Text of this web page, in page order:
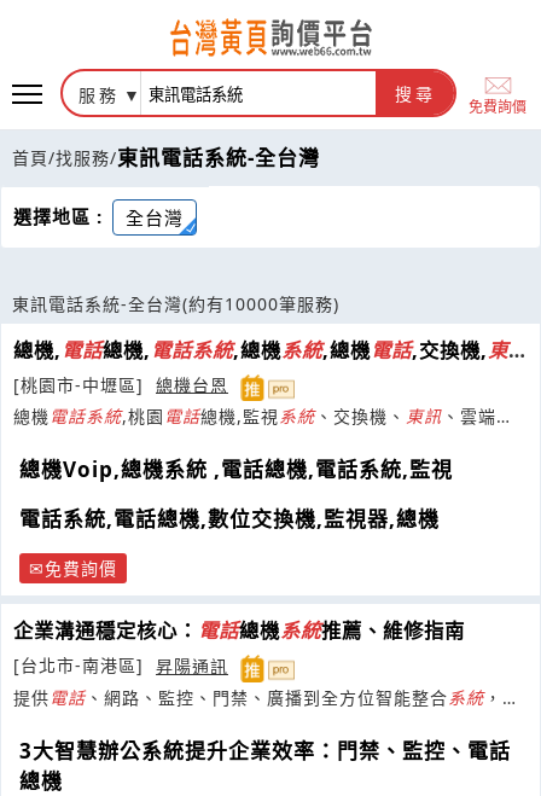
服務 搜尋
免費詢價
首頁/找服務/東訊電話系統-全台灣
選擇地區 : 全台灣
東訊電話系統-全台灣(約有10000筆服務)
總機,電話總機,電話系統,總機系統,總機電話,交換機,東
訊總機,監視器
[桃園市-中壢區]
總機台恩
總機電話系統,桃園 電話總機,監視系統、交換機、 東訊 、雲端通
總機Voip,總機系統 ,電話總機,電話系統,監視
電話系統,電話總機,數位交換機,監視器,總機
免費詢價
企業溝通穩定核心： 電話總機系統推薦、維修指南
[台北市-南港區]
昇陽通訊
提供電話 、網路、監控、門禁、廣播到全方位智能整合系統，致
3大智慧辦公系統提升企業效率：門禁、監控、電話
總機